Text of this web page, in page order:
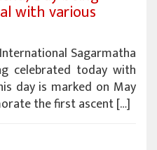
with various
Sagarmatha
celebrated today with
day is marked on May
the first ascent […]